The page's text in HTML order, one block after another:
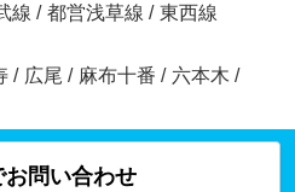
線 / 都営浅草線 / 東西線
/ 広尾 / 麻布十番 / 六本木 /
お問い合わせ